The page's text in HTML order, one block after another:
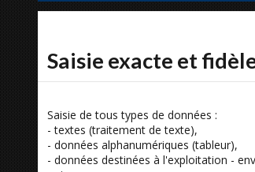
Saisie exacte et
Saisie de tous types de données :
- textes (traitement de texte),
- données alphanumériques (tableur),
- données destinées à l'exploitation -